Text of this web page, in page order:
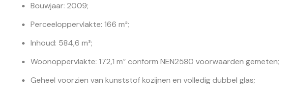
Bouwjaar: 2009;
Perceeloppervlakte: 166 m²;
Inhoud: 584,6 m³;
Woonoppervlakte: 172,1 m² conform NEN2580 voorwaarden gemeten;
Geheel voorzien van kunststof kozijnen en volledig dubbel glas;